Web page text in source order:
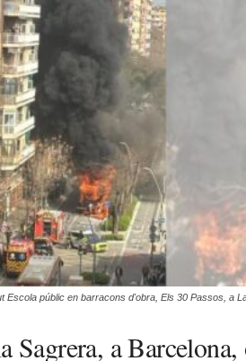
Escola públic en barracons d'obra, Els 30 Passos, a
Sagrera, a